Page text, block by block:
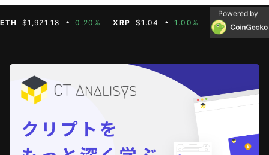
$1,921.18 0.20% XRP $1.04 1.00% BNB $604.50
Powered by